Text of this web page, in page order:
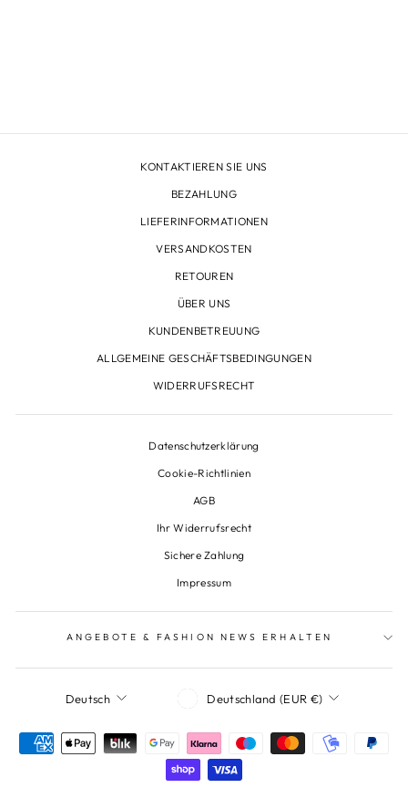
KONTAKTIEREN SIE UNS
BEZAHLUNG
LIEFERINFORMATIONEN
VERSANDKOSTEN
RETOUREN
ÜBER UNS
KUNDENBETREUUNG
ALLGEMEINE GESCHÄFTSBEDINGUNGEN
WIDERRUFSRECHT
Datenschutzerklärung
Cookie-Richtlinien
AGB
Ihr Widerrufsrecht
Sichere Zahlung
Impressum
ANGEBOTE & FASHION NEWS ERHALTEN
Sprache
Deutsch Währung
Deutschland (EUR €)